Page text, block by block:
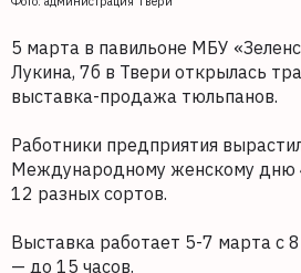
5 марта в павильоне МБУ
Лукина, 7б в Твери открылась
выставка-продажа тюльпанов.
Работники предприятия
Международному женскому дню
12 разных сортов.
Выставка работает 5-7 марта с
— до 15 часов.